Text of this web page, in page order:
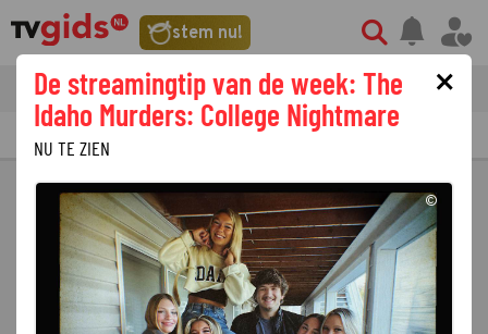
stem nu!
tvgids streaming nieuws
PRIMETIME GEMIST
×
De streamingtip van de week: The
Idaho Murders: College Nightmare
NU TE ZIEN
©